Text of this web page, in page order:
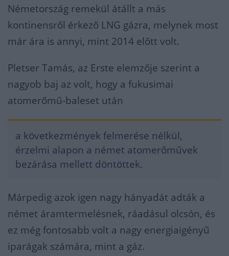
Németország remekül átállt a más
kontinensről érkező LNG gázra, melynek most
már ára is annyi, mint 2014 előtt volt.
Pletser Tamás, az Erste elemzője szerint a
nagyob baj az volt, hogy a fukusimai
atomerőmű-baleset után
a következmények felmerése nélkül,
érzelmi alapon a német atomerőművek
bezárása mellett döntöttek.
Márpedig azok igen nagy hányadát adták a
német áramtermelésnek, ráadásul olcsón, és
ez még fontosabb volt a nagy energiaigényű
iparágak számára, mint a gáz.